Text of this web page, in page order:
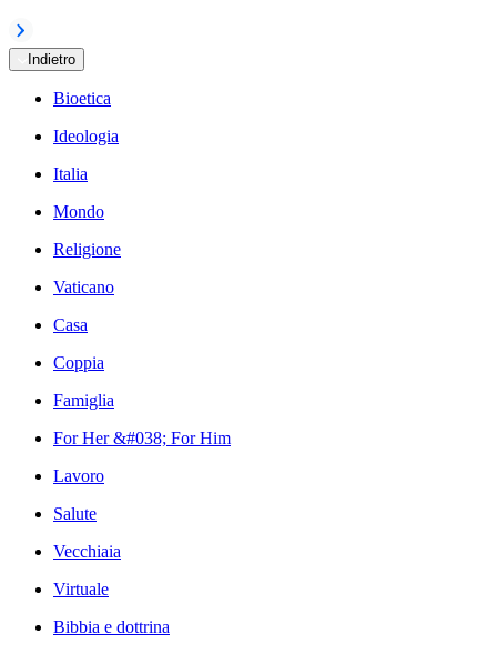
Indietro
Bioetica
Ideologia
Italia
Mondo
Religione
Vaticano
Casa
Coppia
Famiglia
For Her &#038; For Him
Lavoro
Salute
Vecchiaia
Virtuale
Bibbia e dottrina